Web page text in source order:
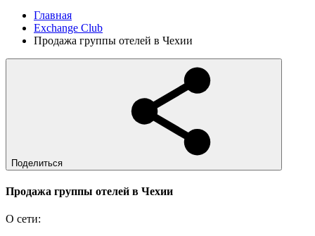
Главная
Exchange Club
Продажа группы отелей в Чехии
Поделиться
Продажа группы отелей в Чехии
О сети: